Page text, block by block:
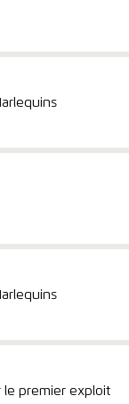
le premier exploit